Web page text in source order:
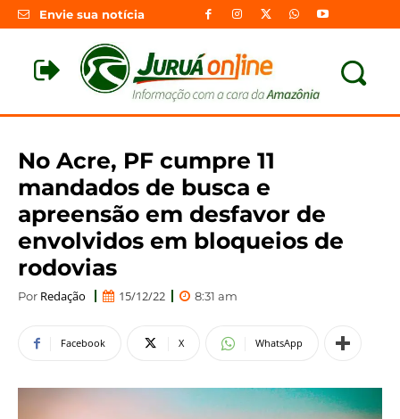
Envie sua notícia
No Acre, PF cumpre 11
mandados de busca e
apreensão em desfavor de
envolvidos em bloqueios de
rodovias
Por Redação 15/12/22 8:31 am
Facebook X WhatsApp